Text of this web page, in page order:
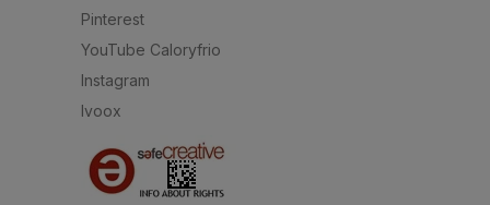
Pinterest
YouTube Caloryfrio
Instagram
Ivoox